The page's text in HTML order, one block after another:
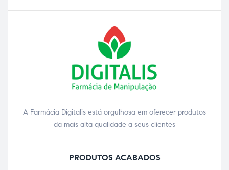
A Farmácia Digitalis está orgulhosa em oferecer produtos
da mais alta qualidade a seus clientes
PRODUTOS ACABADOS